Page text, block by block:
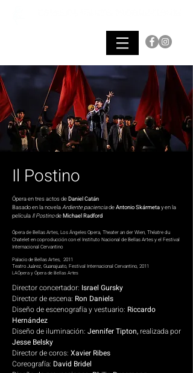
Il Postino
Ópera en tres actos deDaniel Catán
Basado en la novelaArdiente pacienciadeAntonio Skármetay en la
película Il PostinodeMichael Radford
Ópera de Bellas Artes, Los Ángeles Opera, Theater an der Wien, Théatre du
Chatelet en coproducción con el Instituto Nacional de Bellas Artes y el Festival
Internacional Cervantino
Palacio de Bellas Artes, 2011
Teatro Juárez, Guanajuato, Festival Internacional Cervantino, 2011
LAÓpera y Ópera de Bellas Artes
Director concertador: Israel Gursky
Director de escena: Ron Daniels
Diseño de escenografía y vestuario: Riccardo
Hernández
Diseño de iluminación: Jennifer Tipton, realizada por
Jesse Belsky
Director de coros: Xavier Ribes
Coreografía: David Bridel